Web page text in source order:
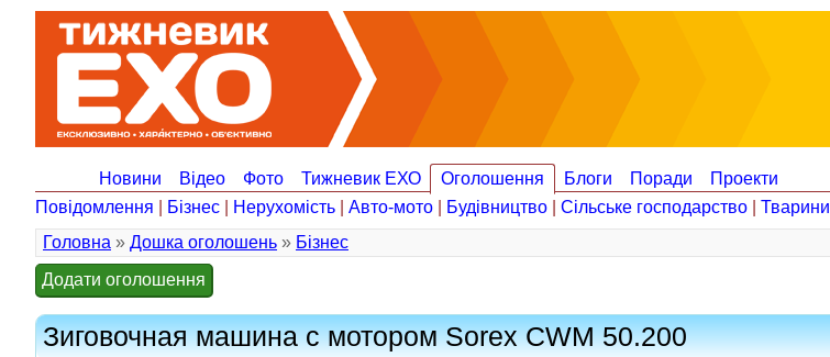
Новини Відео Фото Тижневик ЕХО Оголошення Блоги Поради
Проекти
Повідомлення
Бізнес Нерухомість Авто-мото Будівництво Сільське господарство Тварини
Головна » Дошка оголошень » Бізнес
Додати оголошення
Зиговочная машина с мотором Sorex CWM 50.200